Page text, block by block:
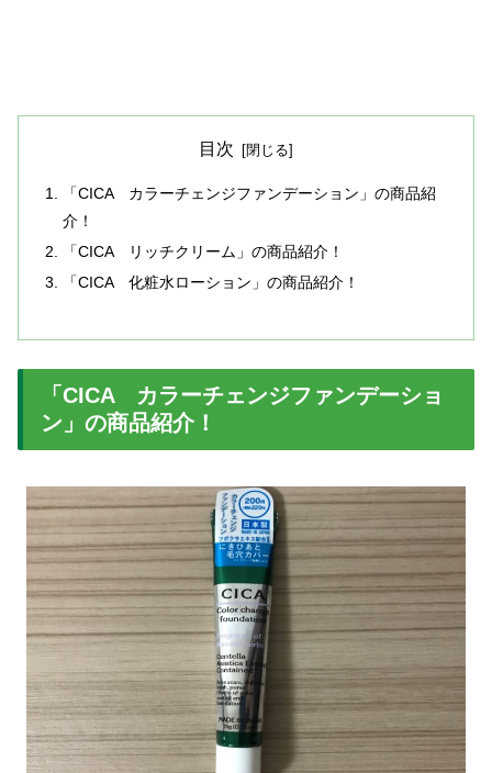
目次
「CICA カラーチェンジファンデーション」の商品紹
介！
「CICA リッチクリーム」の商品紹介！
「CICA 化粧水ローション」の商品紹介！
「CICA カラーチェンジファンデーショ
ン」の商品紹介！